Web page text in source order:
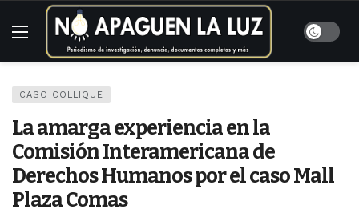
CASO COLLIQUE
La amarga experiencia en la
Comisión Interamericana de
Derechos Humanos por el caso Mall
Plaza Comas